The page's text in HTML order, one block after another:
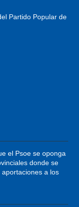
Partido Popular de
el Psoe se oponga
donde se
a los